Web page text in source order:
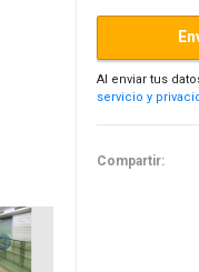
Al enviar tus
servicio y
Compartir: